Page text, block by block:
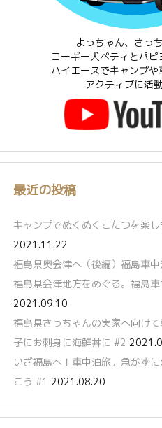
よっちゃん、さっ
コーギー犬ペティとパピ
ハイエースでキャンプや
アクティブに活
最近の投稿
キャンプでぬくぬくこたつを楽し
2021.11.22
福島県奥会津へ（後編）福島車
福島県会津地方をめぐる。福島
2021.09.10
福島県さっちゃんの実家へ向け
子にお刺身に海鮮丼に #2
いざ福島へ！車中泊旅。急がず
こう #1 2021.08.20